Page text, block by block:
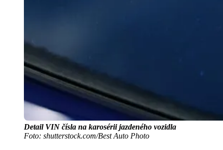
Detail VIN čísla na karosérii jazdeného vozidla
Foto: shutterstock.com/Best Auto Photo